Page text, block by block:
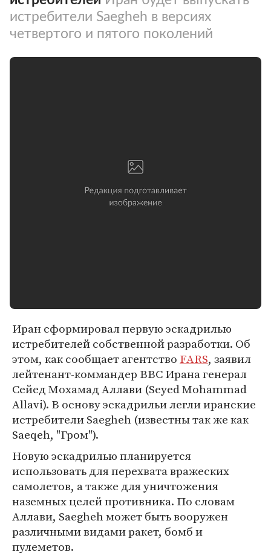
истребители Saegheh в версиях
четвертого и пятого поколений
Иран сформировал первую эскадрилью
истребителей собственной разработки. Об
этом, как сообщает агентство FARS, заявил
лейтенант-коммандер ВВС Ирана генерал
Сейед Мохамад Аллави (Seyed Mohammad
Allavi). В основу эскадрильи легли иранские
истребители Saegheh (известны так же как
Saeqeh, "Гром").
Новую эскадрилью планируется
использовать для перехвата вражеских
самолетов, а также для уничтожения
наземных целей противника. По словам
Аллави, Saegheh может быть вооружен
различными видами ракет, бомб и
пулеметов.